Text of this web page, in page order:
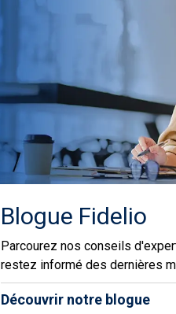
Blogue Fidelio
Parcourez nos conseils
restez informé des dernières
Découvrir notre blogue